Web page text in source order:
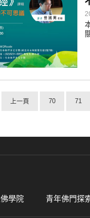
上一頁 70 71
學院 青年佛門探